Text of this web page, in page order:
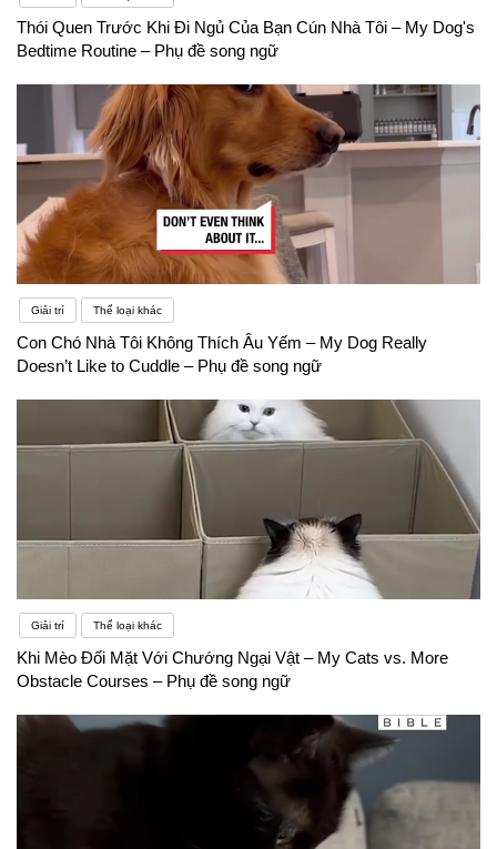
Thói Quen Trước Khi Đi Ngủ Của Bạn Cún Nhà Tôi – My Dog's
Bedtime Routine – Phụ đề song ngữ
Giải trí Thể loại khác
Con Chó Nhà Tôi Không Thích Âu Yếm – My Dog Really
Doesn’t Like to Cuddle – Phụ đề song ngữ
Giải trí Thể loại khác
Khi Mèo Đối Mặt Với Chướng Ngại Vật – My Cats vs. More
Obstacle Courses – Phụ đề song ngữ